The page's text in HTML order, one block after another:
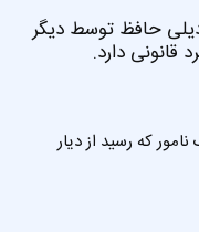
حافظ توسط دیگر
قانونی دارد.
: آن پیک نامور که رسید از دیار